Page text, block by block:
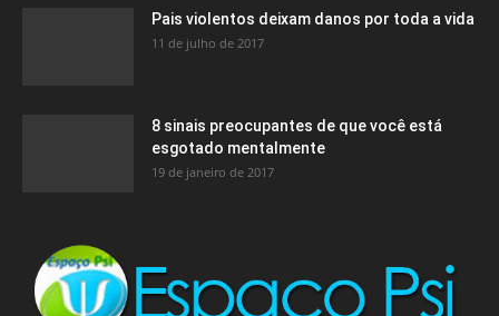
Pais violentos deixam danos por toda a vida
11 de julho de 2017
8 sinais preocupantes de que você está
esgotado mentalmente
19 de janeiro de 2017